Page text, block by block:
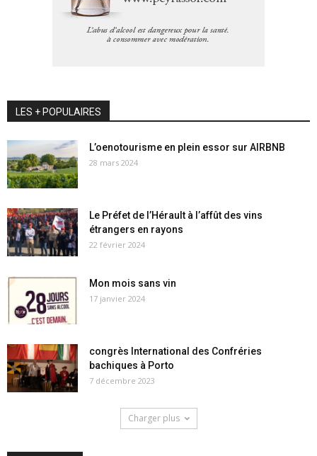
LES + POPULAIRES
L’oenotourisme en plein essor sur AIRBNB
28 mars 2024
Le Préfet de l’Hérault à l’affût des vins
étrangers en rayons
22 février 2024
Mon mois sans vin
17 janvier 2024
congrès International des Confréries
bachiques à Porto
7 décembre 2023
Charger plus